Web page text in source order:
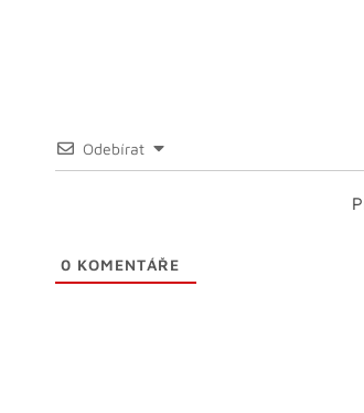
Odebírat
0 KOMENTÁŘE